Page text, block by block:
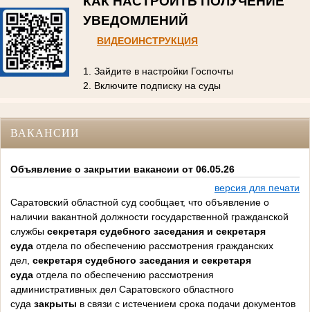
УВЕДОМЛЕНИЙ
ВИДЕОИНСТРУКЦИЯ
1. Зайдите в настройки Госпочты
2. Включите подписку на суды
ВАКАНСИИ
Объявление о закрытии вакансии от 06.05.26
версия для печати
Саратовский областной суд сообщает, что объявление о
наличии вакантной должности государственной гражданской
службы секретаря судебного заседания и секретаря
суда отдела по обеспечению рассмотрения гражданских
дел, секретаря судебного заседания и секретаря
суда отдела по обеспечению рассмотрения
административных дел Саратовского областного
суда закрыты в связи с истечением срока подачи документов